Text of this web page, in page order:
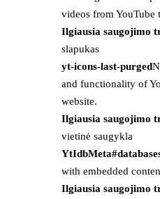
videos from YouTube
Ilgiausia saugojimo
slapukas
yt-icons-last-purged
and functionality of
website.
Ilgiausia saugojimo
vietinė saugykla
with embedded
Ilgiausia saugojimo